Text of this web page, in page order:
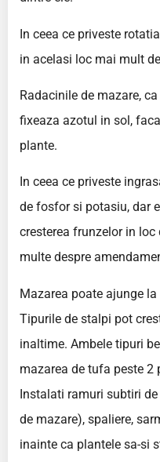
In ceea ce priveste
in acelasi loc mai mult
Radacinile de mazare,
fixeaza azotul in sol,
plante.
In ceea ce priveste
de fosfor si potasiu, dar
cresterea frunzelor in
multe despre
Mazarea poate ajunge
Tipurile de stalpi pot
inaltime. Ambele tipuri
mazarea de tufa peste 2
Instalati ramuri subtiri
de mazare), spaliere,
inainte ca plantele sa-si